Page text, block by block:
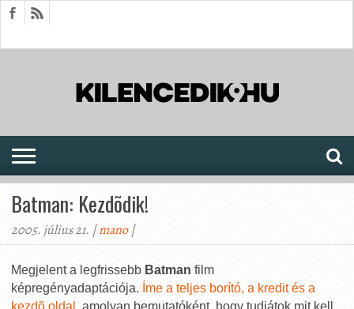
Batman: Kezdõdik!
2005. július 21. |mano|
Megjelent a legfrissebb Batman film
képregényadaptációja. Íme a teljes borító, a kredit és a
kezdõ oldal , amolyan bemutatóként, hogy tudjátok mit kell